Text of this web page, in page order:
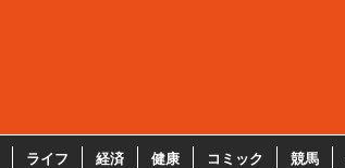
ライフ 経済 健康 コミック 競馬